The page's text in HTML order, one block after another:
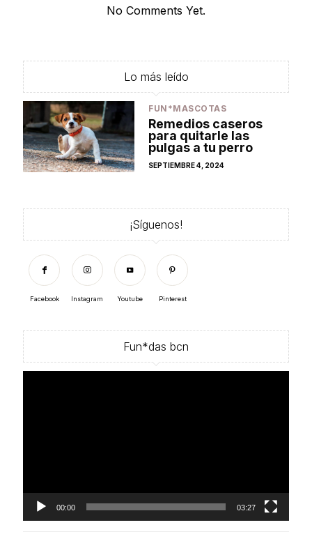
No Comments Yet.
Lo más leído
FUN*MASCOTAS
Remedios caseros
para quitarle las
pulgas a tu perro
POSTED
SEPTIEMBRE 4, 2024
¡Síguenos!
Facebook Instagram Youtube Pinterest
Fun*das bcn
00:00 03:27